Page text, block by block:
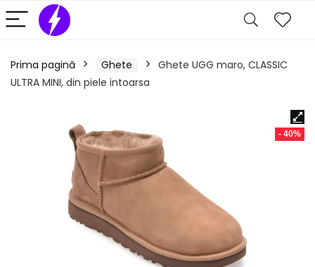
Prima pagină Ghete
Ghete UGG maro, CLASSIC
ULTRA MINI, din piele intoarsa
- 40%